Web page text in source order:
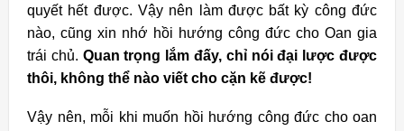
quyết hết được. Vậy nên làm được bất kỳ công đức
nào, cũng xin nhớ hồi hướng công đức cho Oan gia
trái chủ. Quan trọng lắm đấy, chỉ nói đại lược được
thôi, không thể nào viết cho cặn kẽ được!
Vậy nên, mỗi khi muốn hồi hướng công đức cho oan